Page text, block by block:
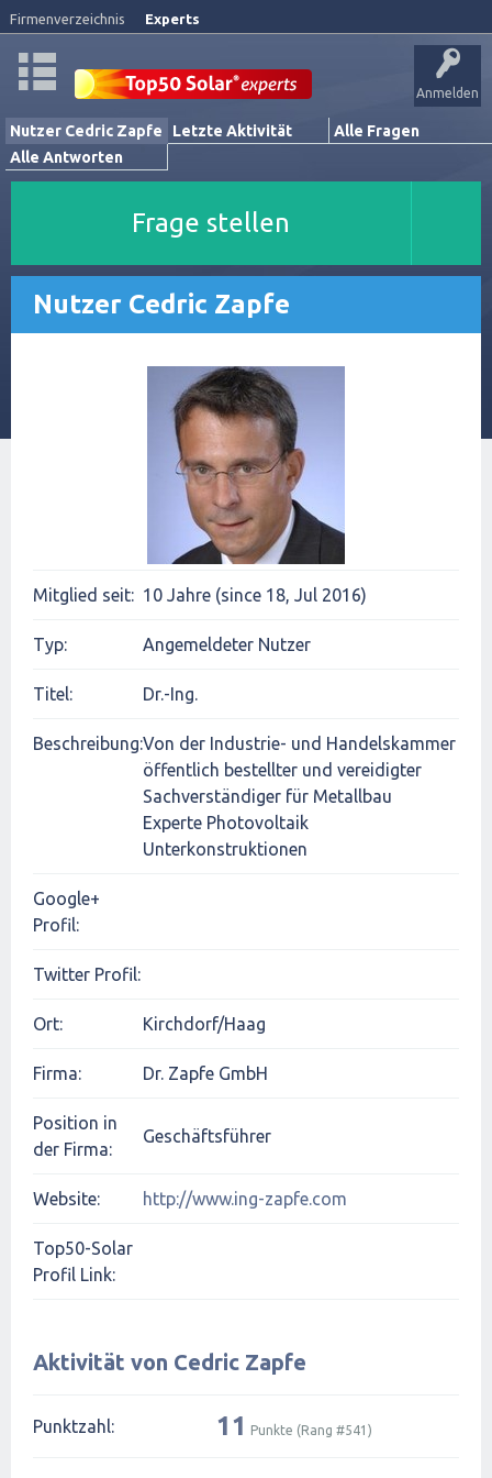
Firmenverzeichnis Experts
Anmelden
Nutzer Cedric Zapfe Letzte Aktivität
Alle Fragen
Alle Antworten
Frage stellen
Nutzer Cedric Zapfe
Mitglied seit: 10 Jahre (since 18, Jul 2016)
Typ: Angemeldeter Nutzer
Titel: Dr.-Ing.
Beschreibung:Von der Industrie- und Handelskammer
öffentlich bestellter und vereidigter
Sachverständiger für Metallbau
Experte Photovoltaik
Unterkonstruktionen
Google+
Profil:
Twitter Profil:
Ort: Kirchdorf/Haag
Firma: Dr. Zapfe GmbH
Position in
der Firma:
Geschäftsführer
Website: http://www.ing-zapfe.com
Top50-Solar
Profil Link:
Aktivität von Cedric Zapfe
Punktzahl: 11 Punkte (Rang #541 )